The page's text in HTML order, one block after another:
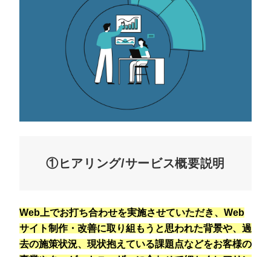
①ヒアリング/サービス概要説明
Web上でお打ち合わせを実施させていただき、Web
サイト制作・改善に取り組もうと思われた背景や、過
去の施策状況、現状抱えている課題点などをお客様の